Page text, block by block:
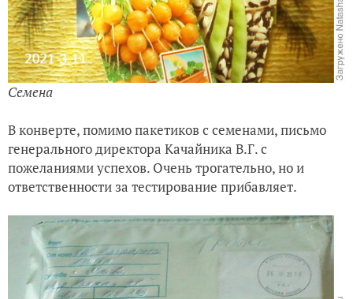
Семена
В конверте, помимо пакетиков с семенами, письмо
генерального директора Качайника В.Г. с
пожеланиями успехов. Очень трогательно, но и
ответственности за тестирование прибавляет.